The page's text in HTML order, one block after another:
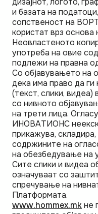
и базата на
сопственост на
користат врз
Неовластеното
употреба на овие
подлежи на правна
Со објавувањето на
дека има право да
(текст, слики, видеа)
со нивното
на трети лица.
ИНОВАТИОНС
прикажува,
содржините на
на обезбедување на
Сите слики и видеа
означуваат со
спречување на
Платформата.
www.hommex.mkне